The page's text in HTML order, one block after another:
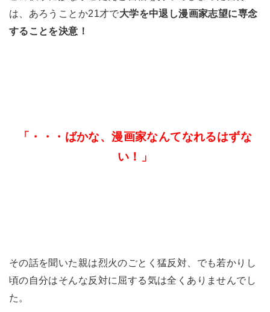
は、あろうことか21才で大学を中退し漫画家志望に専念
することを決意！
「・・・ばかな、漫画家なんてなれるはずな
い！」
その話を聞いた親は烈火のごとく猛反対、でも若かりし
頃の自分はそんな反対に屈する気は全くありませんでし
た。